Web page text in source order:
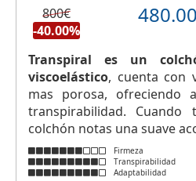
800€
-40.00%
480.00
Transpiral es un
viscoelástico, cuenta con
mas porosa, ofreciendo
transpirabilidad.
colchón notas una suave
Firmeza
Transpirabilidad
Adaptabilidad